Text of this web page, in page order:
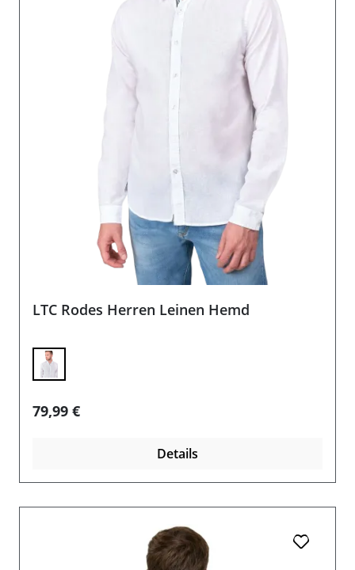
LTC Rodes Herren Leinen Hemd
Regulärer Preis:
79,99 €
Details